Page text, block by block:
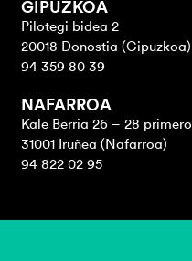
GIPUZKOA
Pilotegi bidea 2
20018 Donostia (Gipuzkoa)
94 359 80 39
NAFARROA
Kale Berria 26 – 28 primero
31001 Iruñea (Nafarroa)
94 822 02 95